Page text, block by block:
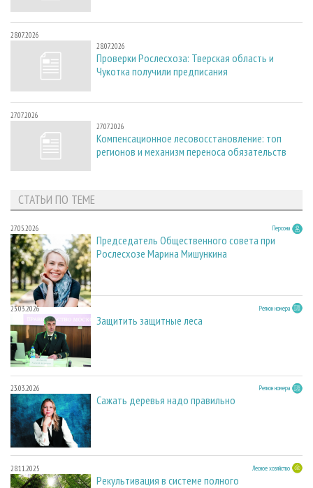
28.07.2026
28.07.2026
Проверки Рослесхоза: Тверская область и
Чукотка получили предписания
27.07.2026
27.07.2026
Компенсационное лесовосстановление: топ
регионов и механизм переноса обязательств
СТАТЬИ ПО ТЕМЕ
27.05.2026 Персона
Председатель Общественного совета при
Рослесхозе Марина Мишункина
23.03.2026 Регион номера
Защитить защитные леса
23.03.2026 Регион номера
Сажать деревья надо правильно
28.11.2025 Лесное хозяйство
Рекультивация в системе полного